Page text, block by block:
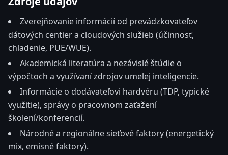
Zverejňovanie informácií od prevádzkovateľov
dátových centier a cloudových služieb (účinnosť,
chladenie, PUE/WUE).
Akademická literatúra a nezávislé štúdie o
výpočtoch a využívaní zdrojov umelej inteligencie.
Informácie o dodávateľovi hardvéru (TDP, typické
využitie), správy o pracovnom zaťažení
školení/konferencií.
Národné a regionálne sieťové faktory (energetický
mix, emisné faktory).